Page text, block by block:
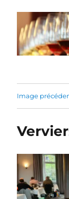
Image